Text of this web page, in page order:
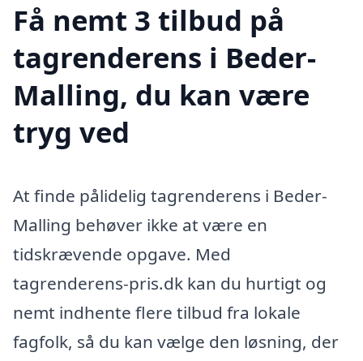
Få nemt 3 tilbud på
tagrenderens i Beder-
Malling, du kan være
tryg ved
At finde pålidelig tagrenderens i Beder-
Malling behøver ikke at være en
tidskrævende opgave. Med
tagrenderens-pris.dk kan du hurtigt og
nemt indhente flere tilbud fra lokale
fagfolk, så du kan vælge den løsning, der